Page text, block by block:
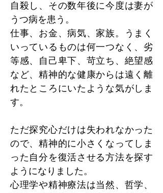
自殺し、その数年後に今度は妻が
うつ病を患う。
仕事、お金、病気、家族。うまく
いっているものは何一つなく、劣
等感、自己卑下、苛立ち、絶望感
など、精神的な健康からは遠く離
れたところにいたような気がしま
す。
ただ探究心だけは失われなかった
ので、精神的に小さくなってしま
った自分を復活させる方法を探す
ようになりました。
心理学や精神療法は当然、哲学、